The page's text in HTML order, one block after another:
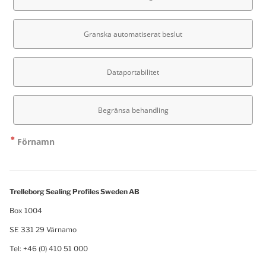
Trelleborg Sealing Profiles Sweden AB
Box 1004
SE 331 29 Värnamo
Tel: +46 (0) 410 51 000